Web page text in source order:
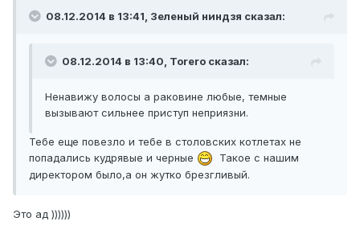
08.12.2014 в 13:41, Зеленый ниндзя сказал:
08.12.2014 в 13:40, Тоrero сказал:
Ненавижу волосы а раковине любые, темные
вызывают сильнее приступ неприязни.
Тебе еще повезло и тебе в столовских котлетах не
попадались кудрявые и черные
Такое с нашим
директором было,а он жутко брезгливый.
Это ад ))))))